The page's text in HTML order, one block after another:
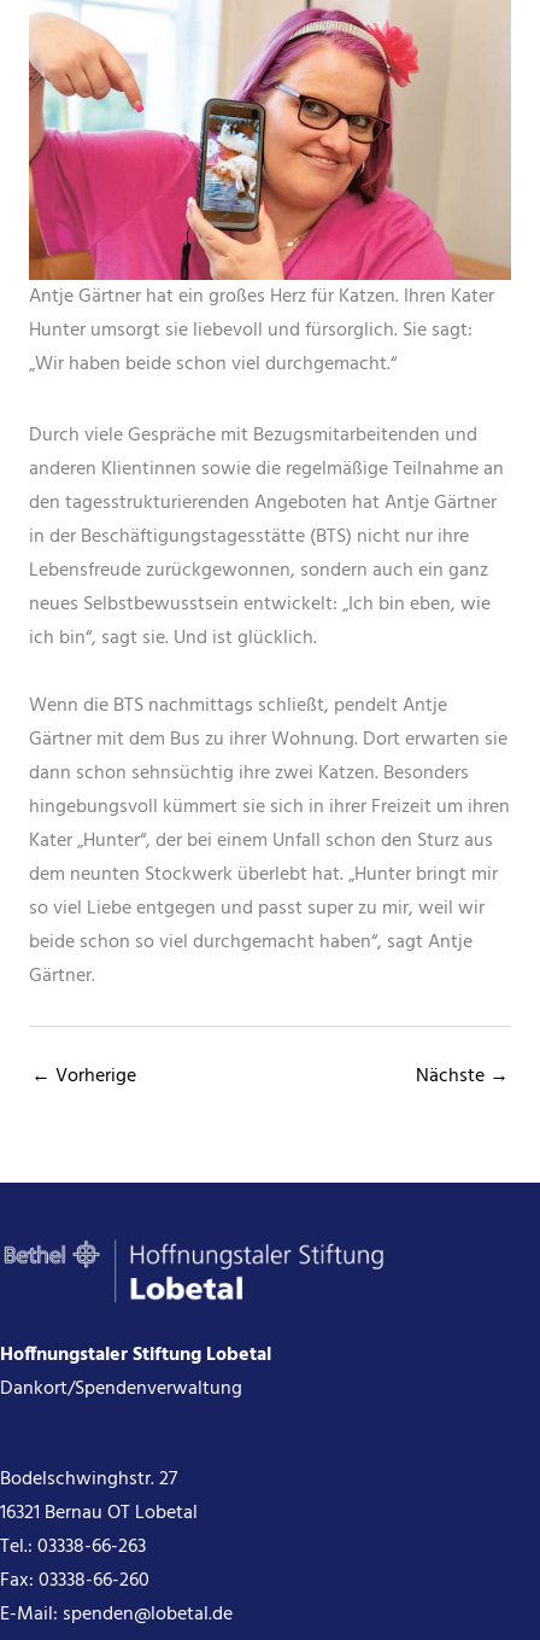
Antje Gärtner hat ein großes Herz für Katzen. Ihren Kater
Hunter umsorgt sie liebevoll und fürsorglich. Sie sagt:
„Wir haben beide schon viel durchgemacht.“
Durch viele Gespräche mit Bezugsmitarbeitenden und
anderen Klientinnen sowie die regelmäßige Teilnahme an
den tagesstrukturierenden Angeboten hat Antje Gärtner
in der Beschäftigungstagesstätte (BTS) nicht nur ihre
Lebensfreude zurückgewonnen, sondern auch ein ganz
neues Selbstbewusstsein entwickelt: „Ich bin eben, wie
ich bin“, sagt sie. Und ist glücklich.
Wenn die BTS nachmittags schließt, pendelt Antje
Gärtner mit dem Bus zu ihrer Wohnung. Dort erwarten sie
dann schon sehnsüchtig ihre zwei Katzen. Besonders
hingebungsvoll kümmert sie sich in ihrer Freizeit um ihren
Kater „Hunter“, der bei einem Unfall schon den Sturz aus
dem neunten Stockwerk überlebt hat. „Hunter bringt mir
so viel Liebe entgegen und passt super zu mir, weil wir
beide schon so viel durchgemacht haben“, sagt Antje
Gärtner.
← Vorherige Nächste →
Hoffnungstaler Stiftung Lobetal
Dankort/Spendenverwaltung
Bodelschwinghstr. 27
16321 Bernau OT Lobetal
Tel.: 03338-66-263
Fax: 03338-66-260
E-Mail: spenden@lobetal.de